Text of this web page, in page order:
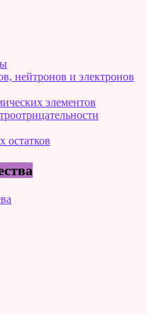
нейтронов и электронов
элементов
остатков